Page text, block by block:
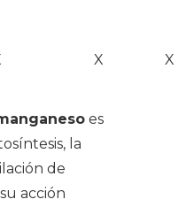
X X
es
la
de
acción